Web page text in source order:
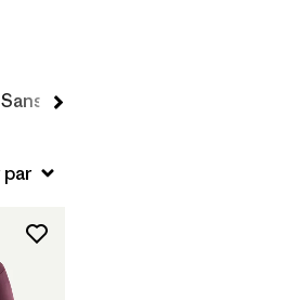
Sans manches